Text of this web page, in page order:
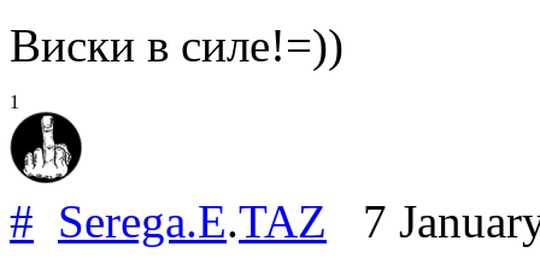
Виски в силе!=))
1
# Serega.E.TAZ 7